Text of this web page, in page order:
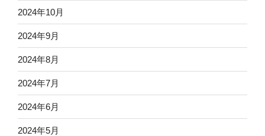
2024年10月
2024年9月
2024年8月
2024年7月
2024年6月
2024年5月